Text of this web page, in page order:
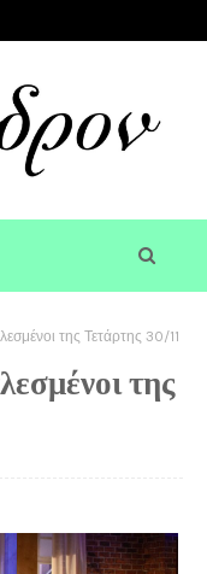
της Τετάρτης 30/11
της